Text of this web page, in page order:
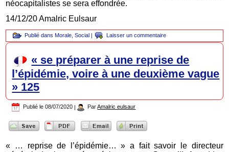
néocapitalistes se sera effondrée.
14/12/20 Amalric Eulsaur
Publié dans Morale ,Social Laisser un commentaire
« se préparer à une reprise de
l’épidémie, voire à une deuxième vague
» 125
Publié le 08/07/2020 | Par Amalric eulsaur
« … reprise de l’épidémie… » a fait savoir le directeur